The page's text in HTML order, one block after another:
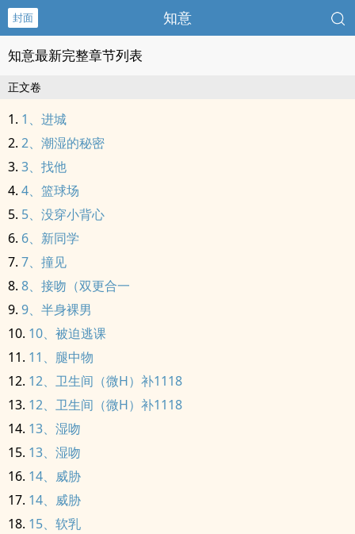
封面 知意
知意最新完整章节列表
正文卷
1、进城
2、潮湿的秘密
3、找他
4、篮球场
5、没穿小背心
6、新同学
7、撞见
8、接吻（双更合一
9、半身裸男
10、被迫逃课
11、腿中物
12、卫生间（微H）补1118
12、卫生间（微H）补1118
13、湿吻
13、湿吻
14、威胁
14、威胁
15、软乳